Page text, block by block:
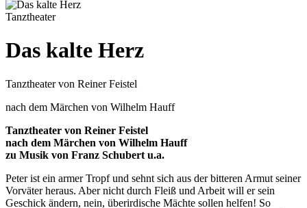
Tanztheater
Das kalte Herz
Tanztheater von Reiner Feistel
nach dem Märchen von Wilhelm Hauff
Tanztheater von Reiner Feistel
nach dem Märchen von Wilhelm Hauff
zu Musik von Franz Schubert u.a.
Peter ist ein armer Tropf und sehnt sich aus der bitteren Armut seiner
Vorväter heraus. Aber nicht durch Fleiß und Arbeit will er sein
Geschick ändern, nein, überirdische Mächte sollen helfen! So